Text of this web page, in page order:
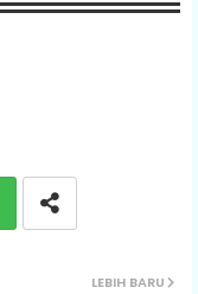
LEBIH BARU